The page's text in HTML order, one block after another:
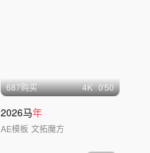
687购买 4K 0'50
2026马年
AE模板 文拓魔方